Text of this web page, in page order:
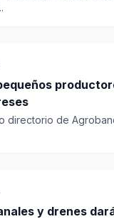
directorio de
y drenes